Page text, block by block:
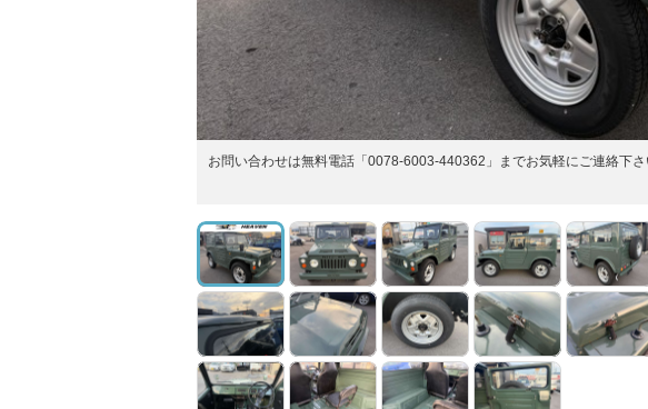
お問い合わせは無料電話「0078-6003-440362」までお気軽にご連絡下